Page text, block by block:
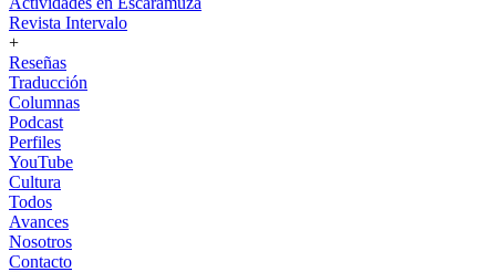
Revista Intervalo
+
Reseñas
Traducción
Columnas
Podcast
Perfiles
YouTube
Cultura
Todos
Avances
Nosotros
Contacto